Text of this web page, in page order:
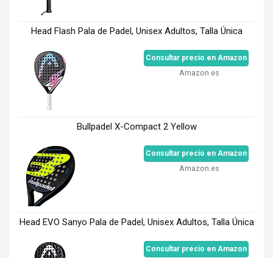
Head Flash Pala de Padel, Unisex Adultos, Talla Única
Consultar precio en Amazon
Amazon.es
Bullpadel X-Compact 2 Yellow
Consultar precio en Amazon
Amazon.es
Head EVO Sanyo Pala de Padel, Unisex Adultos, Talla Única
Consultar precio en Amazon